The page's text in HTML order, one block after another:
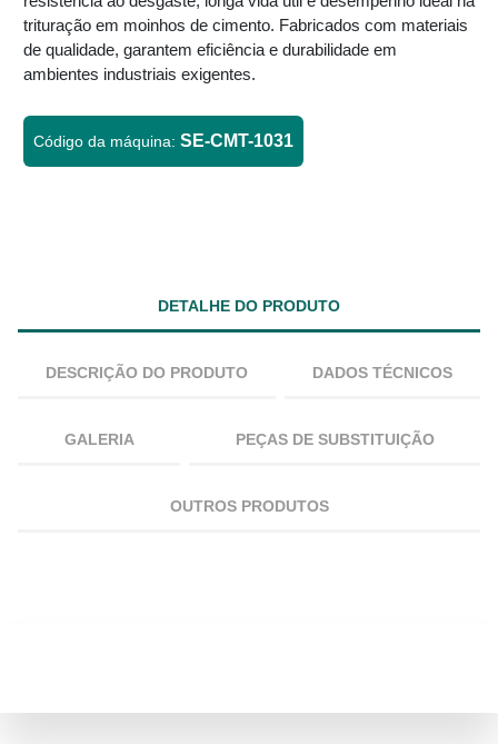
trituração em moinhos de cimento. Fabricados com materiais
de qualidade, garantem eficiência e durabilidade em
ambientes industriais exigentes.
Código da máquina: SE-CMT-1031
DETALHE DO PRODUTO
DESCRIÇÃO DO PRODUTO DADOS TÉCNICOS
GALERIA PEÇAS DE SUBSTITUIÇÃO
OUTROS PRODUTOS